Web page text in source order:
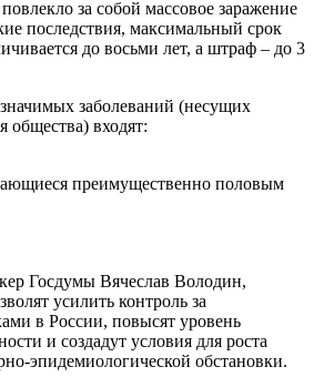
за собой массовое заражение
последствия, максимальный срок
до восьми лет, а штраф – до 3
заболеваний (несущих
общества) входят:
преимущественно половым
Госдумы Вячеслав Володин,
усилить контроль за
в России, повысят уровень
и создадут условия для роста
эпидемиологической обстановки.